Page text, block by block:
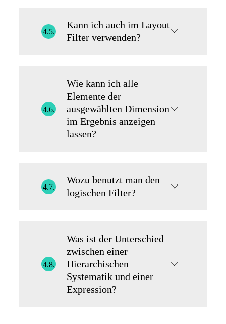
4.5.
Kann ich auch im Layout
Filter verwenden?
4.6.
Wie kann ich alle
Elemente der
ausgewählten Dimension
im Ergebnis anzeigen
lassen?
4.7.
Wozu benutzt man den
logischen Filter?
4.8.
Was ist der Unterschied
zwischen einer
Hierarchischen
Systematik und einer
Expression?